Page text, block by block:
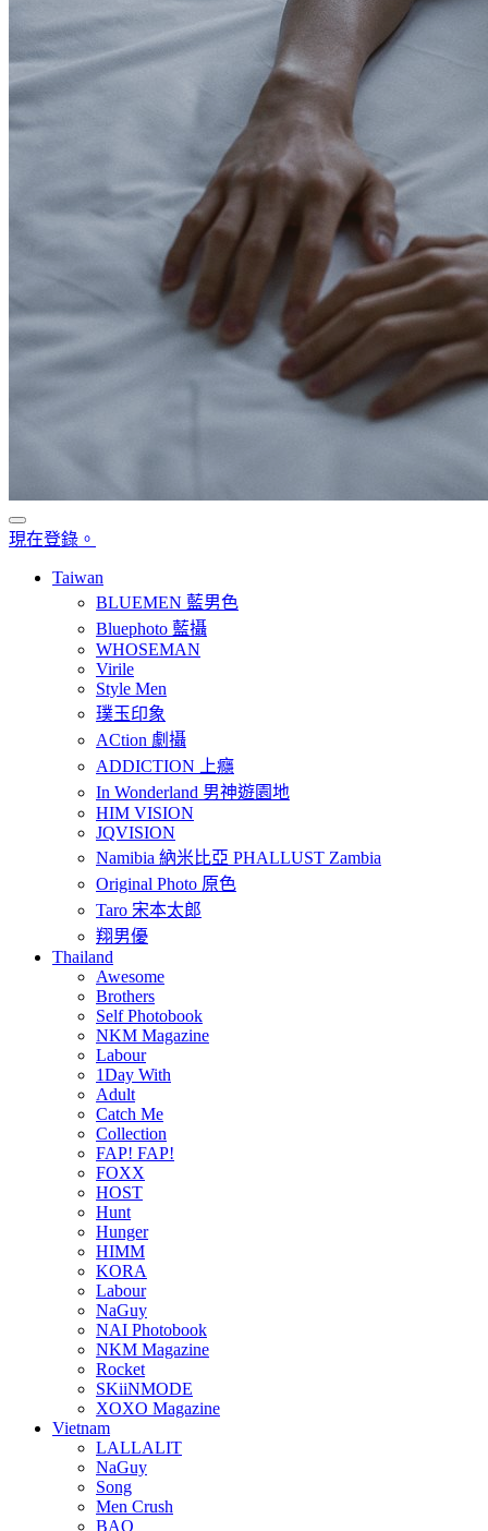
現在登錄。
Taiwan
BLUEMEN 藍男色
Bluephoto 藍攝
WHOSEMAN
Virile
Style Men
璞玉印象
ACtion 劇攝
ADDICTION 上癮
In Wonderland 男神遊園地
HIM VISION
JQVISION
Namibia 納米比亞 PHALLUST Zambia
Original Photo 原色
Taro 宋本太郎
翔男優
Thailand
Awesome
Brothers
Self Photobook
NKM Magazine
Labour
1Day With
Adult
Catch Me
Collection
FAP! FAP!
FOXX
HOST
Hunt
Hunger
HIMM
KORA
Labour
NaGuy
NAI Photobook
NKM Magazine
Rocket
SKiiNMODE
XOXO Magazine
Vietnam
LALLALIT
NaGuy
Song
Men Crush
BAO